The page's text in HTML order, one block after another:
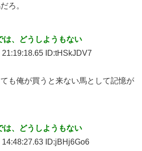
ろ。
は、どうしようもない
ID:tHSkJDV7
も俺が買うと来ない馬として記憶が
は、どうしようもない
ID:jBHj6Go6